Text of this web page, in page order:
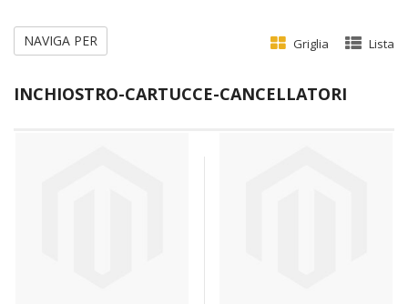
INCHIOSTRO-CARTUCCE-CANCELLATORI
Griglia Lista
NAVIGA PER